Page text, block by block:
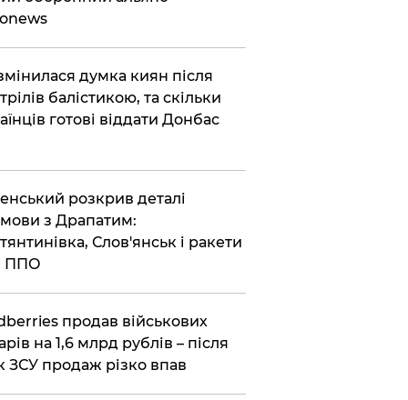
думка киян після
балістикою, та скільки
готові віддати Донбас
розкрив деталі
з Драпатим:
Слов'янськ і ракети
ППО
продав військових
на 1,6 млрд рублів – після
ЗСУ продаж різко впав